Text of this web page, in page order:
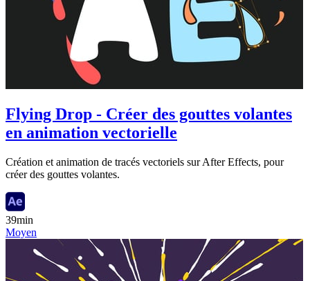
Flying Drop - Créer des gouttes volantes
en animation vectorielle
Création et animation de tracés vectoriels sur After Effects, pour
créer des gouttes volantes.
39min
Moyen